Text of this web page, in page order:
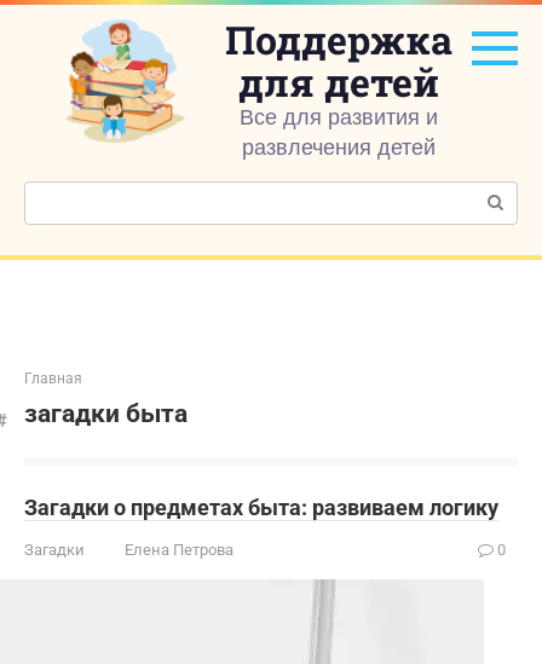
Перейти
контенту
Поддержка
для детей
Все для развития и
развлечения детей
Поиск:
Главная
загадки быта
Загадки о предметах быта: развиваем логику
Загадки Елена Петрова 0